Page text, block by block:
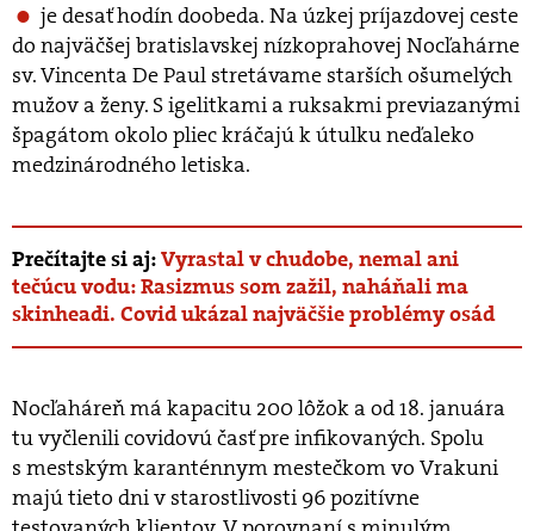
je desať hodín doobeda. Na úzkej príjazdovej ceste
do najväčšej bratislavskej nízkoprahovej Nocľahárne
sv. Vincenta De Paul stretávame starších ošumelých
mužov a ženy. S igelitkami a ruksakmi previazanými
špagátom okolo pliec kráčajú k útulku neďaleko
medzinárodného letiska.
Prečítajte si aj:Vyrastal v chudobe, nemal ani
tečúcu vodu: Rasizmus som zažil, naháňali ma
skinheadi. Covid ukázal najväčšie problémy osád
Nocľaháreň má kapacitu 200 lôžok a od 18. januára
tu vyčlenili covidovú časť pre infikovaných. Spolu
s mestským karanténnym mestečkom vo Vrakuni
majú tieto dni v starostlivosti 96 pozitívne